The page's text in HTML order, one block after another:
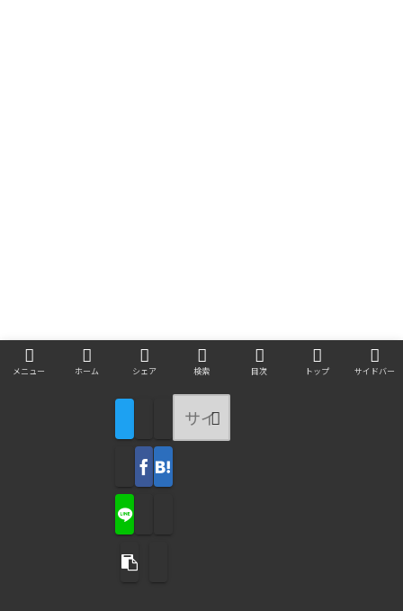
メニュー ホーム シェア 検索 目次 トップ サイドバー